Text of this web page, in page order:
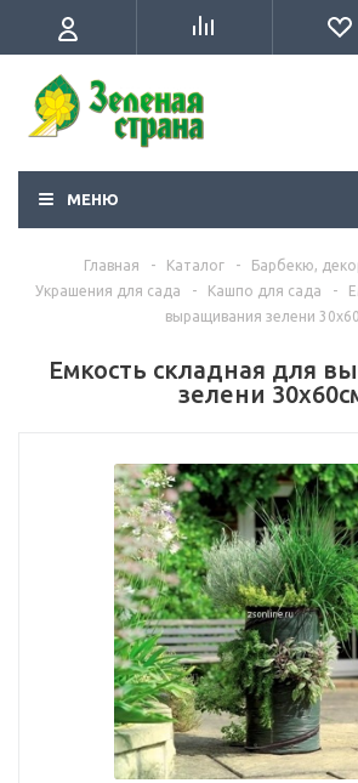
МЕНЮ
Главная - Каталог - Барбекю,
Украшения для сада
- Кашпо для сада -
выращивания зелени
Емкость складная для
зелени